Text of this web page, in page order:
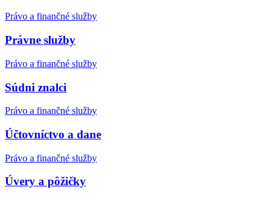
Právo a finančné služby
Právne služby
Právo a finančné služby
Súdni znalci
Právo a finančné služby
Účtovníctvo a dane
Právo a finančné služby
Úvery a pôžičky